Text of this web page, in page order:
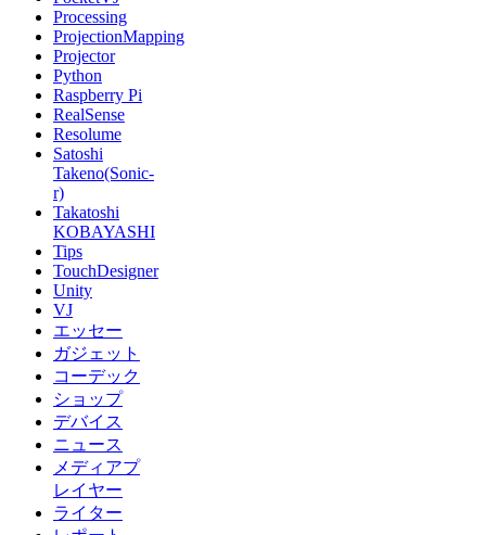
Processing
ProjectionMapping
Projector
Python
Raspberry Pi
RealSense
Resolume
Satoshi
Takeno(Sonic-
r)
Takatoshi
KOBAYASHI
Tips
TouchDesigner
Unity
VJ
エッセー
ガジェット
コーデック
ショップ
デバイス
ニュース
メディアプ
レイヤー
ライター